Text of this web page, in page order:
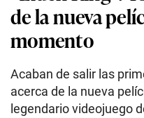
de la nueva
momento
Acaban de salir las
acerca de la nueva
legendario videojuego